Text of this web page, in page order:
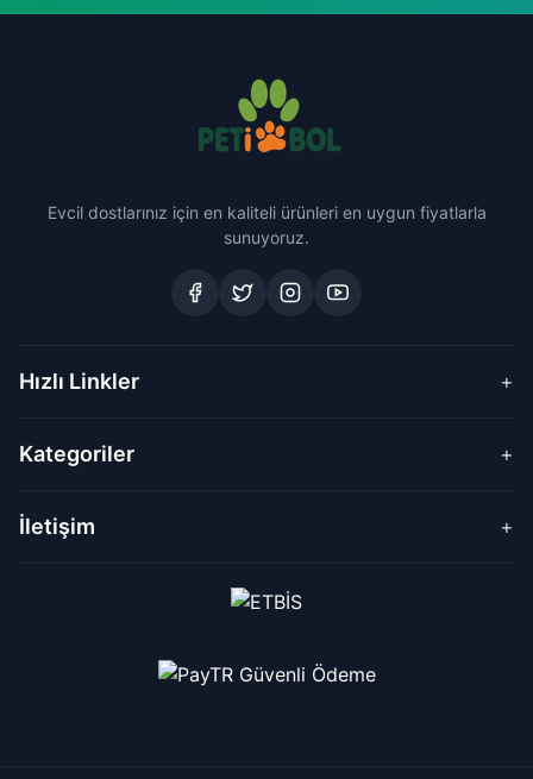
Evcil dostlarınız için en kaliteli ürünleri en uygun fiyatlarla
sunuyoruz.
Hızlı Linkler +
Kategoriler +
İletişim +